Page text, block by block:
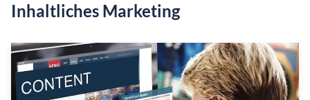
Inhaltliches Marketing